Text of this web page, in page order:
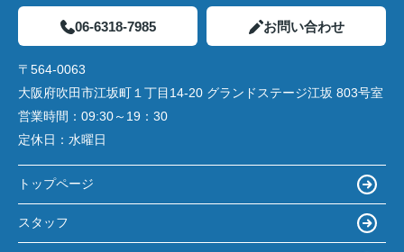
06-6318-7985 お問い合わせ
〒564-0063
大阪府吹田市江坂町１丁目14‐20 グランドステージ江坂 803号室
営業時間： 09:30～19：30
定休日： 水曜日
トップページ
スタッフ